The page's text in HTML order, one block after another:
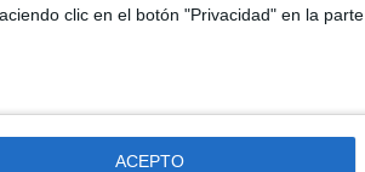
clic en el botón "Privacidad" en la parte
ACEPTO
160 (93,02%)